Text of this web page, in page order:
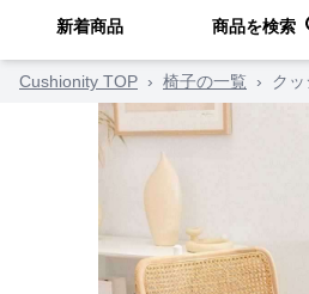
新着商品 商品を検索
Cushionity TOP › 椅子の一覧 › ク